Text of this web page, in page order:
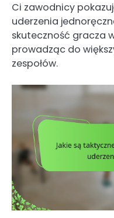
Ci zawodnicy
uderzenia
skuteczność gracza
prowadząc do
zespołów.